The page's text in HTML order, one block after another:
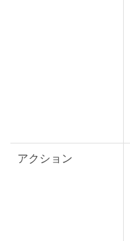
アクション